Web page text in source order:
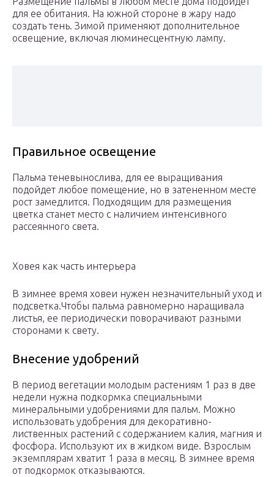
для ее обитания. На южной стороне в жару надо
создать тень. Зимой применяют дополнительное
освещение, включая люминесцентную лампу.
Правильное освещение
Пальма теневынослива, для ее выращивания
подойдет любое помещение, но в затененном месте
рост замедлится. Подходящим для размещения
цветка станет место с наличием интенсивного
рассеянного света.
Ховея как часть интерьера
В зимнее время ховеи нужен незначительный уход и
подсветка.Чтобы пальма равномерно наращивала
листья, ее периодически поворачивают разными
сторонами к свету.
Внесение удобрений
В период вегетации молодым растениям 1 раз в две
недели нужна подкормка специальными
минеральными удобрениями для пальм. Можно
использовать удобрения для декоративно-
лиственных растений с содержанием калия, магния и
фосфора. Используют их в жидком виде. Взрослым
экземплярам хватит 1 раза в месяц. В зимнее время
от подкормок отказываются.